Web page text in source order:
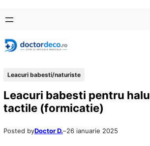
conținut
content
Leacuri babesti/naturiste
Leacuri babesti pentru
tactile (formicatie)
Posted byDoctor D.–26 ianuarie 2025